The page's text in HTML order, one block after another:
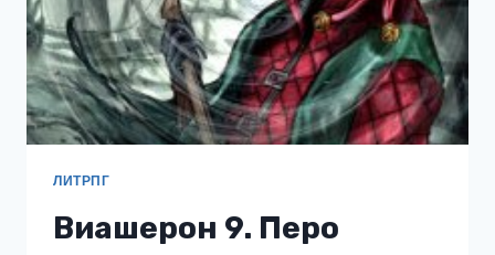
ЛИТРПГ
Виашерон 9. Перо